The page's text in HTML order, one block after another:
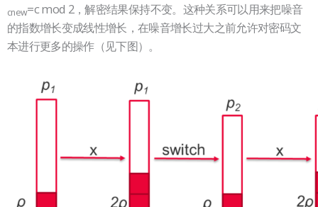
cnew=c mod 2，解密结果保持不变。这种关系可以用来把噪音
的指数增长变成线性增长，在噪音增长过大之前允许对密码文
本进行更多的操作（见下图）。